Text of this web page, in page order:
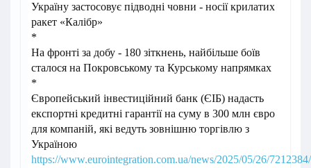
Україну застосовує підводні човни - носії крилатих
ракет «Калібр»
*
На фронті за добу - 180 зіткнень, найбільше боїв
сталося на Покровському та Курському напрямках
*
Європейський інвестиційний банк (ЄІБ) надасть
експортні кредитні гарантії на суму в 300 млн євро
для компаній, які ведуть зовнішню торгівлю з
Україною
https://www.eurointegration.com.ua/news/2025/05/26/7212384/